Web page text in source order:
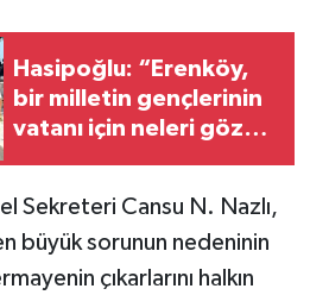
Hasipoğlu: “Erenköy,
bir milletin gençlerinin
vatanı için neleri göze
Sekreteri Cansu N. Nazlı,
büyük sorunun nedeninin
çıkarlarını halkın